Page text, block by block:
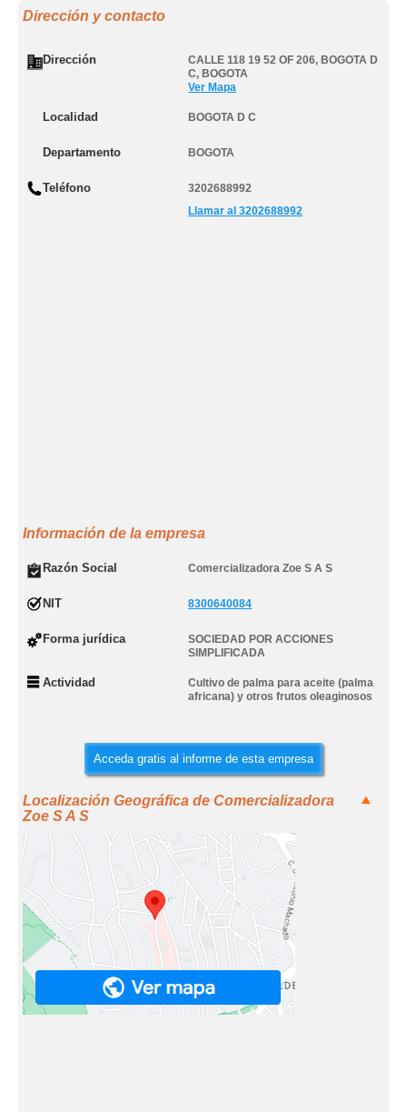
Dirección y contacto
Dirección CALLE 118 19 52 OF 206, BOGOTA D
C, BOGOTA
Ver Mapa
Localidad BOGOTA D C
Departamento BOGOTA
Teléfono
3202688992
Llamar al 3202688992
Información de la empresa
Razón Social Comercializadora Zoe S A S
NIT 8300640084
Forma jurídica
SOCIEDAD POR ACCIONES
SIMPLIFICADA
Actividad
Cultivo de palma para aceite (palma
africana) y otros frutos oleaginosos
Acceda gratis al informe de esta empresa
Localización Geográfica de Comercializadora
Zoe S A S